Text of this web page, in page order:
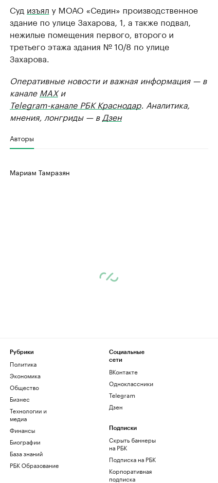
Суд изъял у МОАО «Седин» производственное
здание по улице Захарова, 1, а также подвал,
нежилые помещения первого, второго и
третьего этажа здания № 10/8 по улице
Захарова.
Оперативные новости и важная информация — в
канале MAXи
Telegram-канале РБК Краснодар. Аналитика,
мнения, лонгриды — в Дзен
Авторы
Мариам Тамразян
Рубрики
Политика
Экономика
Общество
Бизнес
Технологии и
медиа
Финансы
Биографии
База знаний
РБК Образование
Социальные
сети
ВКонтакте
Одноклассники
Telegram
Дзен
Подписки
Скрыть баннеры
на РБК
Подписка на РБК
Корпоративная
подписка